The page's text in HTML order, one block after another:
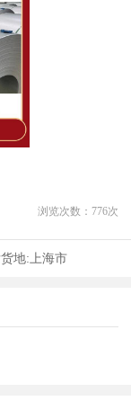
浏览次数： 776次
地: 上海市